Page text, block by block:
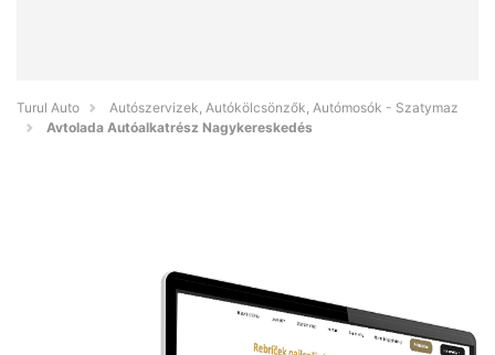
Turul Auto
Autószervizek, Autókölcsönzők, Autómosók - Szatymaz
Avtolada Autóalkatrész Nagykereskedés